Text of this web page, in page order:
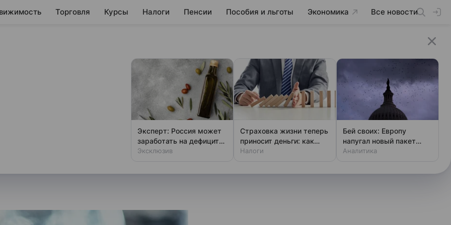
Торговля Курсы Налоги Пенсии Пособия и льготы Экономика Все новости
в ВВП России
заявил, что доля инвестиций
должна подняться до 28%.
Эксперт: Россия может
заработать на дефиците
оливкового масла
Эксклюзив
Страховка жизни теперь
приносит деньги: как
получить вычет
Налоги
Бей своих: Европу
напугал новый пакет
«адских санкций» США
Аналитика